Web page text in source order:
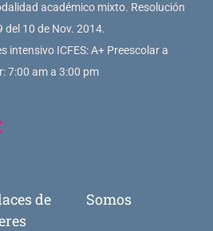
académico mixto. Resolución
10 de Nov. 2014.
intensivo ICFES: A+ Preescolar a
7:00 am a 3:00 pm
de
Somos